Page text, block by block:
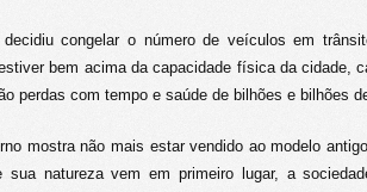
congelar o número de veículos em
bem acima da capacidade física da cidade,
perdas com tempo e saúde de bilhões e bilhões
mostra não mais estar vendido ao modelo
sua natureza vem em primeiro lugar, a